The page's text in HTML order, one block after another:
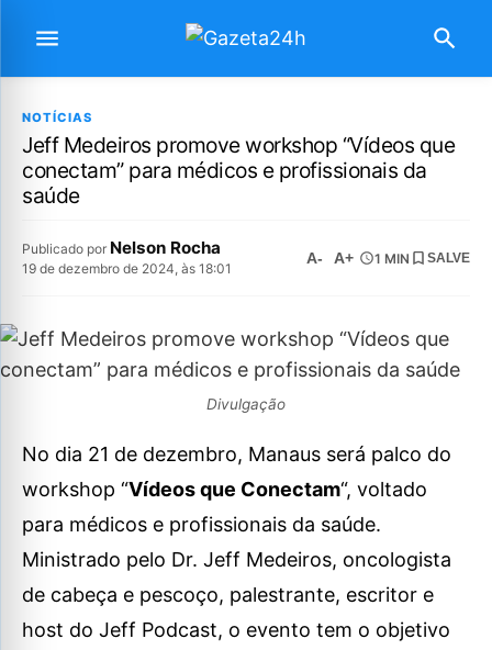
NOTÍCIAS
Jeff Medeiros promove workshop “Vídeos que
conectam” para médicos e profissionais da
saúde
Publicado por Nelson Rocha
19 de dezembro de 2024, às 18:01
A- A+ 1 MIN SALVE
Divulgação
No dia 21 de dezembro, Manaus será palco do
workshop “Vídeos que Conectam“, voltado
para médicos e profissionais da saúde.
Ministrado pelo Dr. Jeff Medeiros, oncologista
de cabeça e pescoço, palestrante, escritor e
host do Jeff Podcast, o evento tem o objetivo